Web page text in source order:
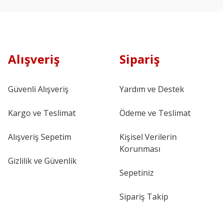
Alışveriş
Güvenli Alışveriş
Kargo ve Teslimat
Alışveriş Sepetim
Gizlilik ve Güvenlik
Sipariş
Yardım ve Destek
Ödeme ve Teslimat
Kişisel Verilerin
Korunması
Sepetiniz
Sipariş Takip